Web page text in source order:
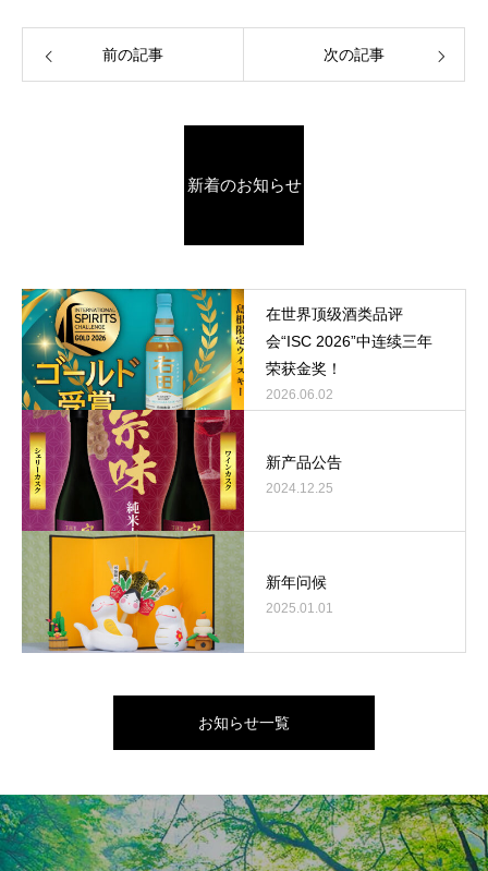
前の記事 次の記事
新着のお知らせ
在世界顶级酒类品评
会“ISC 2026”中连续三年
荣获金奖！
2026.06.02
新产品公告
2024.12.25
新年问候
2025.01.01
お知らせ一覧